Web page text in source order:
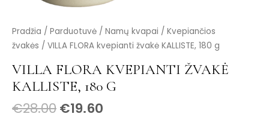
Pradžia / Parduotuvė / Namų kvapai / Kvepiančios
žvakės / VILLA FLORA kvepianti žvakė KALLISTE, 180 g
VILLA FLORA KVEPIANTI ŽVAKĖ
KALLISTE, 180 G
€28.00€19.60
produkto
kiekis:
FLORA
kvepianti
žvakė